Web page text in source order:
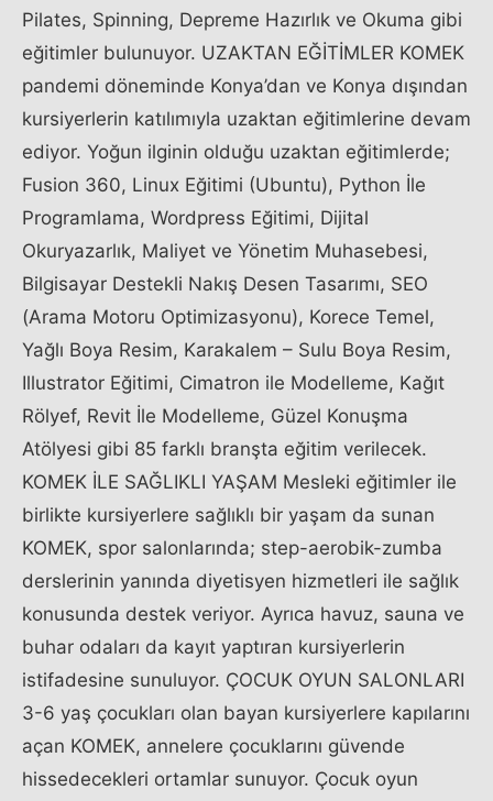
Pilates, Spinning, Depreme Hazırlık ve Okuma gibi
eğitimler bulunuyor. UZAKTAN EĞİTİMLER KOMEK
pandemi döneminde Konya’dan ve Konya dışından
kursiyerlerin katılımıyla uzaktan eğitimlerine devam
ediyor. Yoğun ilginin olduğu uzaktan eğitimlerde;
Fusion 360, Linux Eğitimi (Ubuntu), Python İle
Programlama, Wordpress Eğitimi, Dijital
Okuryazarlık, Maliyet ve Yönetim Muhasebesi,
Bilgisayar Destekli Nakış Desen Tasarımı, SEO
(Arama Motoru Optimizasyonu), Korece Temel,
Yağlı Boya Resim, Karakalem – Sulu Boya Resim,
Illustrator Eğitimi, Cimatron ile Modelleme, Kağıt
Rölyef, Revit İle Modelleme, Güzel Konuşma
Atölyesi gibi 85 farklı branşta eğitim verilecek.
KOMEK İLE SAĞLIKLI YAŞAM Mesleki eğitimler ile
birlikte kursiyerlere sağlıklı bir yaşam da sunan
KOMEK, spor salonlarında; step-aerobik-zumba
derslerinin yanında diyetisyen hizmetleri ile sağlık
konusunda destek veriyor. Ayrıca havuz, sauna ve
buhar odaları da kayıt yaptıran kursiyerlerin
istifadesine sunuluyor. ÇOCUK OYUN SALONLARI
3-6 yaş çocukları olan bayan kursiyerlere kapılarını
açan KOMEK, annelere çocuklarını güvende
hissedecekleri ortamlar sunuyor. Çocuk oyun